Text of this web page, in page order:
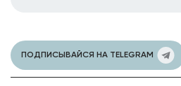
ПОДПИСЫВАЙСЯ НА TELEGRAM